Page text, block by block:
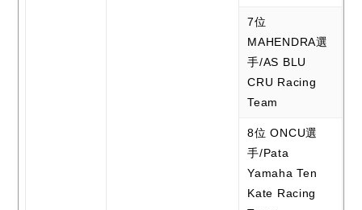
7位
MAHENDRA選
手/AS BLU
CRU Racing
Team
8位 ONCU選
手/Pata
Yamaha Ten
Kate Racing